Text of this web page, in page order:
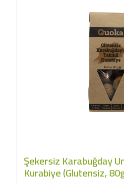
Şekersiz Karabuğday
Kurabiye (Glutensiz,